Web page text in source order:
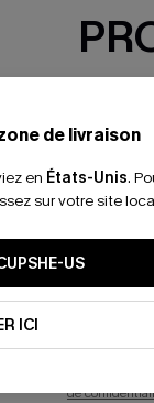
de livraison
en États-Unis.
sur votre site
US
ICI
-
*Un
En
mails
reconnaissez
pouvons
technologies
savoir si
produits
de